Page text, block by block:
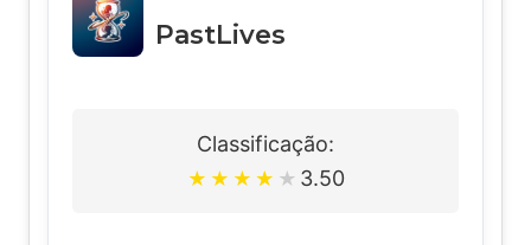
PastLives
Classificação:
★ ★ ★ ★ ★ 3.50